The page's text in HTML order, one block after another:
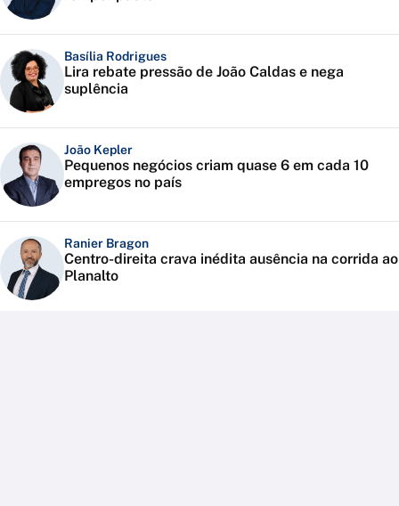
Basília Rodrigues
Lira rebate pressão de João Caldas e nega
suplência
João Kepler
Pequenos negócios criam quase 6 em cada 10
empregos no país
Ranier Bragon
Centro-direita crava inédita ausência na corrida ao
Planalto